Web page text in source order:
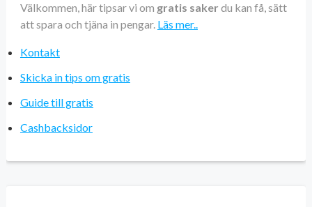
Välkommen, här tipsar vi om gratis saker du kan få, sätt
att spara och tjäna in pengar. Läs mer..
Kontakt
Skicka in tips om gratis
Guide till gratis
Cashbacksidor